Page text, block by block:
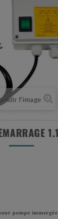
l'image
pompe immergée